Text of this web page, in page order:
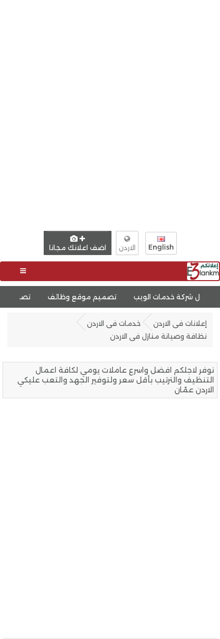
English الاردن اضف اعلانك مجانا
الويب تصميم موقع وظائف تصميم موقع عقارات
إعلانات فى الاردن
خدمات فى الاردن
نظافة وصيانة منازل فى الاردن
نوفر لاجلكم افضل واسرع عاملات يومي لكافة اعمال
التنظيف والترتيب بأقل سعر ولتوفير الجهد والتعب عليكي
الاردن عمّان